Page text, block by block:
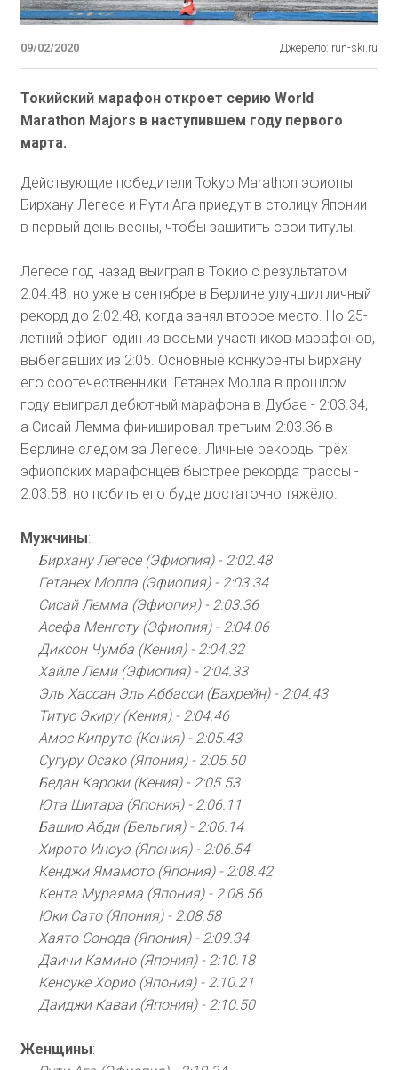
09/02/2020 Джерело: run-ski.ru
Токийский марафон откроет серию World
Marathon Majors в наступившем году первого
марта.
Действующие победители Tokyo Marathon эфиопы
Бирхану Легесе и Рути Ага приедут в столицу Японии
в первый день весны, чтобы защитить свои титулы.
Легесе год назад выиграл в Токио с результатом
2:04.48, но уже в сентябре в Берлине улучшил личный
рекорд до 2:02.48, когда занял второе место. Но 25-
летний эфиоп один из восьми участников марафонов,
выбегавших из 2:05. Основные конкуренты Бирхану
его соотечественники. Гетанех Молла в прошлом
году выиграл дебютный марафона в Дубае - 2:03.34,
а Сисай Лемма финишировал третьим-2:03.36 в
Берлине следом за Легесе. Личные рекорды трёх
эфиопских марафонцев быстрее рекорда трассы -
2:03.58, но побить его буде достаточно тяжёло.
Мужчины:
Бирхану Легесе (Эфиопия) - 2:02.48
Гетанех Молла (Эфиопия) - 2:03.34
Сисай Лемма (Эфиопия) - 2:03.36
Асефа Менгсту (Эфиопия) - 2:04.06
Диксон Чумба (Кения) - 2:04.32
Хайле Леми (Эфиопия) - 2:04.33
Эль Хассан Эль Аббасси (Бахрейн) - 2:04.43
Титус Экиру (Кения) - 2:04.46
Амос Кипруто (Кения) - 2:05.43
Сугуру Осако (Япония) - 2:05.50
Бедан Кароки (Кения) - 2:05.53
Юта Шитара (Япония) - 2:06.11
Башир Абди (Бельгия) - 2:06.14
Хирото Иноуэ (Япония) - 2:06.54
Кенджи Ямамото (Япония) - 2:08.42
Кента Мураяма (Япония) - 2:08.56
Юки Сато (Япония) - 2:08.58
Хаято Сонода (Япония) - 2:09.34
Даичи Камино (Япония) - 2:10.18
Кенсуке Хорио (Япония) - 2:10.21
Даиджи Каваи (Япония) - 2:10.50
Женщины: